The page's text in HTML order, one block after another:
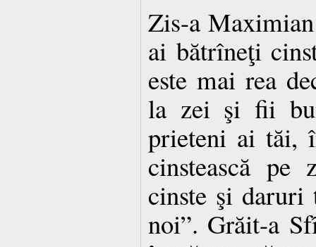
Zis-a
ai bătrîneţi
este mai rea
la zei şi fii
prieteni ai tăi,
cinstească
cinste şi
noi”. Grăit-a